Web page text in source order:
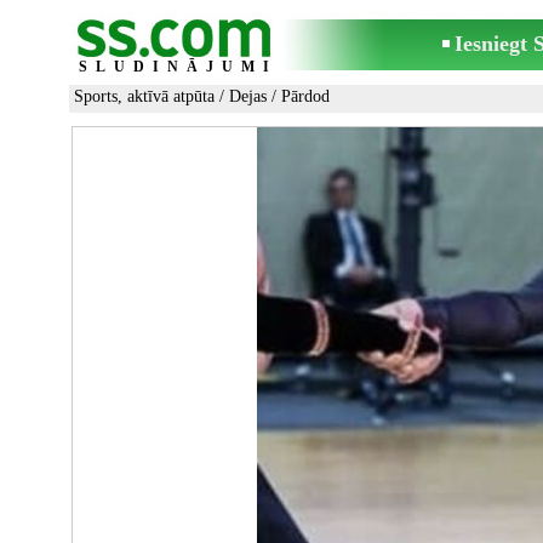
SLUDINĀJUMI
Iesniegt
Sports, aktīvā atpūta / Dejas / Pārdod